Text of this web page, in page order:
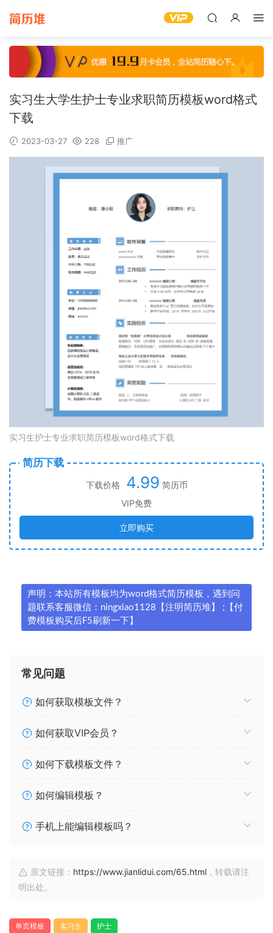
实习生大学生护士专业求职简历模板word格式
下载
2023-03-27 228 推广
实习生护士专业求职简历模板word格式下载
简历下载
下载价格 4.99 简历币
VIP免费
立即购买
声明：本站所有模板均为word格式简历模板，遇到问
题联系客服微信：ningxiao1128【注明简历堆】 ;【付
费模板购买后F5刷新一下】
常见问题
如何获取模板文件？
如何获取VIP会员？
如何下载模板文件？
如何编辑模板？
手机上能编辑模板吗？
原文链接： https://www.jianlidui.com/65.html ，转载请注
明出处。
单页模板 实习生 护士